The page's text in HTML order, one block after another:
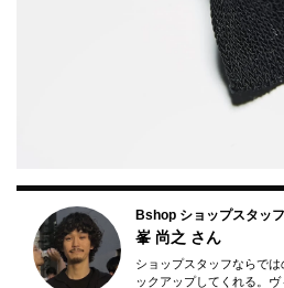
Bshop ショップスタッフ
峯 尚之 さん
ショップスタッフならで
ックアップしてくれる。